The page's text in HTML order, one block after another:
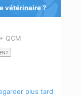
vétérinaire ?
+ QCM
plus tard